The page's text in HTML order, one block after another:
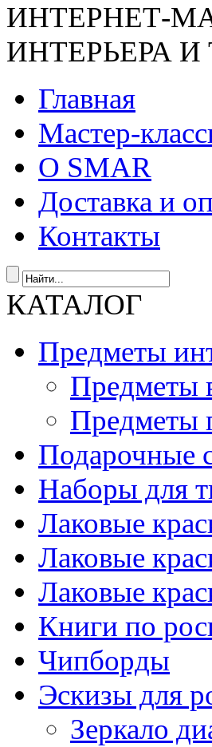
ИНТЕРНЕТ-
ИНТЕРЬЕРА
Главная
Мастер-
О SMAR
Доставка и
Контакты
КАТАЛОГ
Предметы
Предметы
Предметы
Подарочные
Наборы для
Лаковые
Лаковые
Лаковые
Книги по
Чипборды
Эскизы для
Зеркало